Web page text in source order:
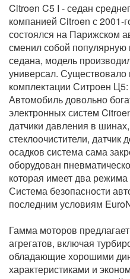
Citroen C5 I - седан
компанией Citroen с 2001-
состоялся на Парижском
сменил собой
седана, модель
универсал. Существовало
комплектации Ситроен
Автомобиль довольно
электронных систем
датчики давления в
стеклоочистители,
осадков система сама
оборудован
которая имеет два
Система безопасности
последним условиям
Гамма моторов
агрегатов, включая
обладающие хорошими
характеристиками и